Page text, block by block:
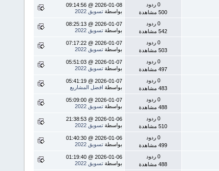
0 ردود
500 مشاهدة
2026-01-08 @ 09:14:56
بواسطة تسويق 2022
0 ردود
542 مشاهدة
2026-01-07 @ 08:25:13
بواسطة تسويق 2022
0 ردود
503 مشاهدة
2026-01-07 @ 07:17:22
بواسطة تسويق 2022
0 ردود
497 مشاهدة
2026-01-07 @ 05:51:03
بواسطة تسويق 2022
0 ردود
483 مشاهدة
2026-01-07 @ 05:41:19
بواسطة افضل المشاريع
0 ردود
488 مشاهدة
2026-01-07 @ 05:09:00
بواسطة تسويق 2022
0 ردود
510 مشاهدة
2026-01-06 @ 21:38:53
بواسطة تسويق 2022
0 ردود
499 مشاهدة
2026-01-06 @ 01:40:30
بواسطة تسويق 2022
0 ردود
488 مشاهدة
2026-01-06 @ 01:19:40
بواسطة تسويق 2022